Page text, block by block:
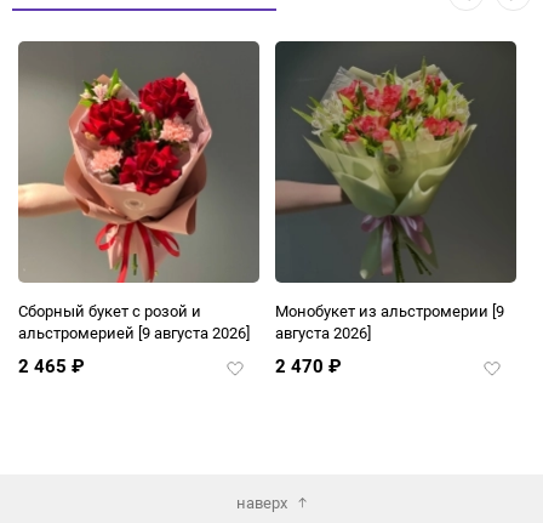
Сборный букет с розой и
альстромерией [9 августа 2026]
2 465 ₽
Добавить
Монобукет из альстромерии [9
августа 2026]
2 470 ₽
наверх